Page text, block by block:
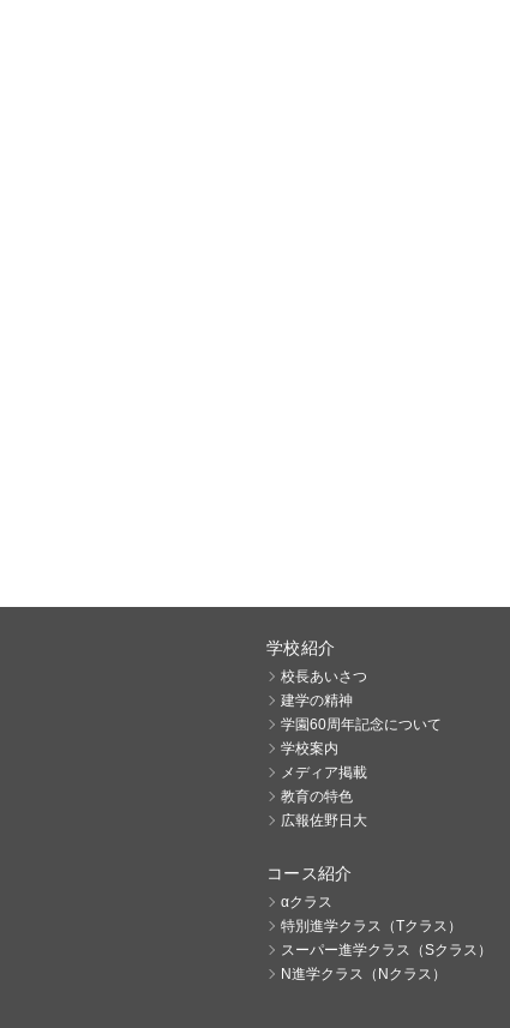
学校紹介
校長あいさつ
建学の精神
学園60周年記念について
学校案内
メディア掲載
教育の特色
広報佐野日大
コース紹介
αクラス
特別進学クラス（Tクラス）
スーパー進学クラス（Sクラス）
N進学クラス（Nクラス）